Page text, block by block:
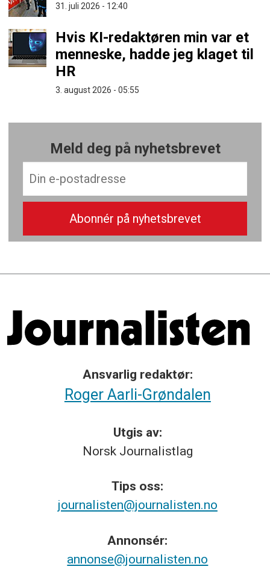
31. juli 2026 - 12:40
Hvis KI-redaktøren min var et
menneske, hadde jeg klaget til
HR
3. august 2026 - 05:55
Meld deg på nyhetsbrevet
Ansvarlig redaktør:
Roger Aarli-Grøndalen
Utgis av:
Norsk Journalistlag
Tips oss:
journalisten@journalisten.no
Annonsér:
annonse@journalisten.no